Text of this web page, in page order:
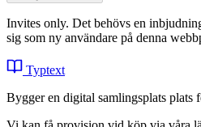
Invites only. Det behövs en
sig som ny användare på denna
Typtext
Bygger en digital samlingsplats plats